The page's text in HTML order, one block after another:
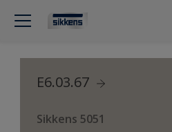
E6.03.67
Sikkens 5051